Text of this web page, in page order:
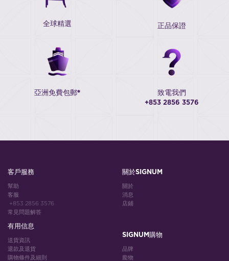
全球精選 正品保證
亞洲免費包郵* 致電我們
+853 2856 3576
客戶服務
幫助
客服
+853 2856 3576
常見問題解答
有用信息
送貨資訊
退款及退貨
購物條件及細則
關於SIGNUM
關於
消息
店鋪
SIGNUM購物
品牌
龐物